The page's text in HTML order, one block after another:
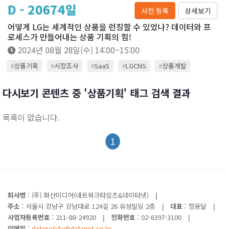
D - 20674일 사전 등록 상세보기
어떻게 LG는 세계적인 상품을 런칭할 수 있었나? 데이터와 프
로세스가 만들어내는 상품 기획의 힘!
2024년 08월 28일(수) 14:00~15:00
#상품기획 #시장조사 #SaaS #LGCNS #상품개발
#클라우드 #DX
다시보기 콘텐츠 중 '상품기획' 태그 검색 결과
목록이 없습니다.
1
회사명 : (주) 화산미디어(네트워크타임즈&데이터넷)
|
주소 : 서울시 강남구 강남대로 124길 26 유성빌딩 2층 | 대표 : 정용달
|
사업자등록번호 : 211-88-24920 | 전화번호 : 02-6397-3100
|